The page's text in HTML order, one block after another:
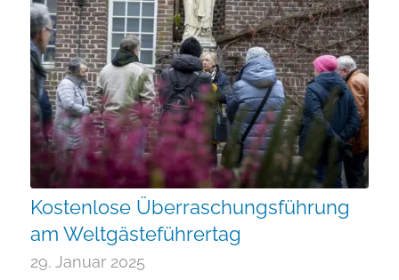
Kostenlose Überraschungsführung
am Weltgästeführertag
29. Januar 2025